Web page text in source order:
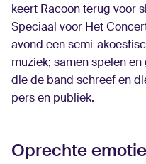
keert Racoon terug voor
Speciaal voor Het
avond een semi-
muziek; samen spelen
die de band schreef en
pers en publiek.
Oprechte emotie